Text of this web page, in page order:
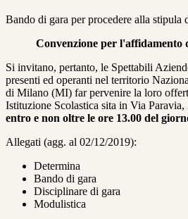
Bando di gara per procedere alla stipula
Convenzione per l'affidamento
Si invitano, pertanto, le Spettabili
presenti ed operanti nel territorio
di Milano (MI) far pervenire la loro
Istituzione Scolastica sita in Via
entro e non oltre le ore 13.00 del
Allegati (agg. al 02/12/2019):
Determina
Bando di gara
Disciplinare di gara
Modulistica